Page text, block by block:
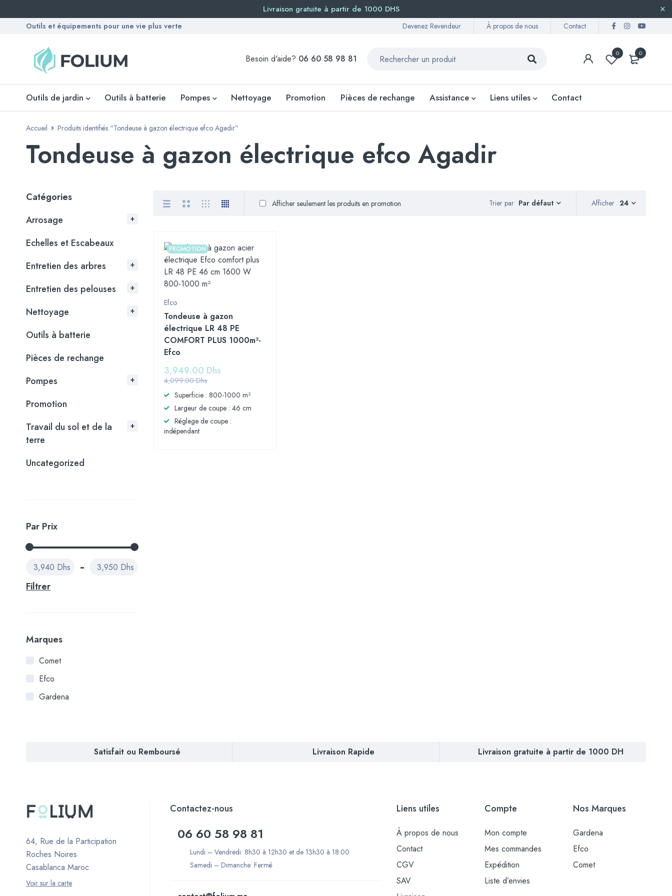
Livraison gratuite à partir de 1000 DHS
Outils et équipements pour une vie plus verte Devenez Revendeur À propos de nous Contact
0
0
Besoin d'aide? 06 60 58 98 81
Outils de jardin Outils à batterie Pompes Nettoyage Promotion Pièces de rechange Assistance Liens utiles Contact
Accueil Produits identifiés “Tondeuse à gazon électrique efco Agadir”
Tondeuse à gazon électrique efco Agadir
Catégories
Arrosage
Echelles et Escabeaux
Entretien des arbres
Entretien des pelouses
Nettoyage
Outils à batterie
Pièces de rechange
Pompes
Promotion
Travail du sol et de la
terre
Uncategorized
Par Prix
Filtrer
3,940 Dhs 3,950 Dhs
Marques
Comet
Efco
Gardena
Trier par Par défaut
Afficher seulement les produits en promotion Afficher 24
PROMOTION
Efco
Tondeuse à gazon
électrique LR 48 PE
COMFORT PLUS 1000m²-
Efco
4,099.00Dhs
3,949.00 Dhs
Superficie : 800-1000 m²
Largeur de coupe : 46 cm
Réglage de coupe :
indépendant
Satisfait ou Remboursé Livraison Rapide Livraison gratuite à partir de 1000 DH
64, Rue de la Participation
Roches Noires
Casablanca Maroc
Voir sur la carte
Contactez-nous
06 60 58 98 81
Lundi – Vendredi: 8h30 à 12h30 et de 13h30 à 18:00
Samedi – Dimanche: Fermé
Liens utiles
À propos de nous
Contact
CGV
SAV
Compte
Mon compte
Mes commandes
Expédition
Liste d’envies
Nos Marques
Gardena
Efco
Comet